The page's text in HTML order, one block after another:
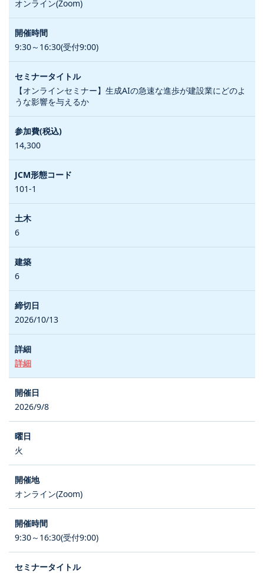
オンライン(Zoom)
9:30～16:30(受付9:00)
【オンラインセミナー】生成AIの急速な進歩が建設業にどのよ
うな影響を与えるか
14,300
101-1
6
6
2026/10/13
詳細
2026/9/8
火
オンライン(Zoom)
9:30～16:30(受付9:00)